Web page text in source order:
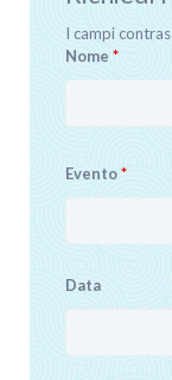
I campi
Nome *
Evento*
Data